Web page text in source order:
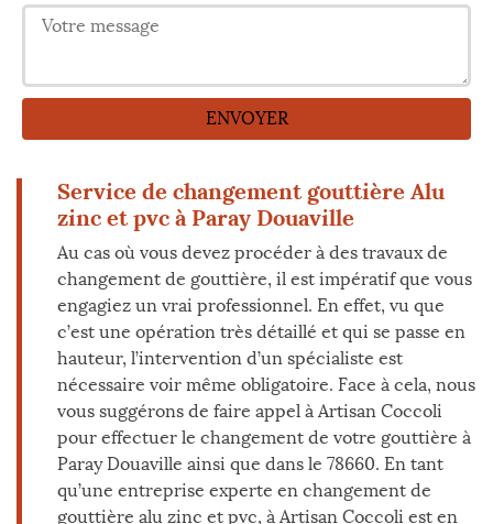
Service de changement gouttière Alu
zinc et pvc à Paray Douaville
Au cas où vous devez procéder à des travaux de
changement de gouttière, il est impératif que vous
engagiez un vrai professionnel. En effet, vu que
c’est une opération très détaillé et qui se passe en
hauteur, l’intervention d’un spécialiste est
nécessaire voir même obligatoire. Face à cela, nous
vous suggérons de faire appel à Artisan Coccoli
pour effectuer le changement de votre gouttière à
Paray Douaville ainsi que dans le 78660. En tant
qu’une entreprise experte en changement de
gouttière alu zinc et pvc, à Artisan Coccoli est en